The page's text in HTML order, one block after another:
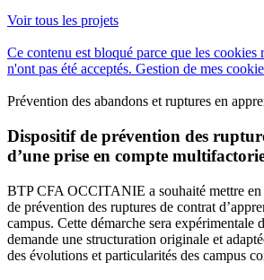
Voir tous les projets
Ce contenu est bloqué parce que les cookies
n'ont pas été acceptés. Gestion de mes
Prévention des abandons et ruptures en
Dispositif de prévention des
d’une prise en compte
BTP CFA OCCITANIE a souhaité mettre
de prévention des ruptures de contrat
campus. Cette démarche sera expérimentale
demande une structuration originale et
des évolutions et particularités des campus